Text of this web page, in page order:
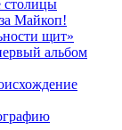
столицы
Майкоп!
щит»
альбом